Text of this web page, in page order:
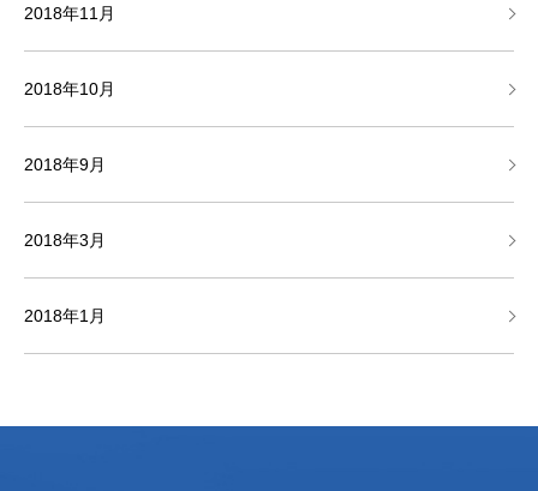
2018年11月
2018年10月
2018年9月
2018年3月
2018年1月